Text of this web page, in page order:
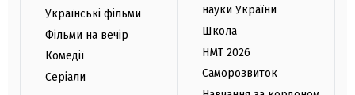
Українські фільми
Фільми на вечір
Комедії
Серіали
науки України
Школа
НМТ 2026
Саморозвиток